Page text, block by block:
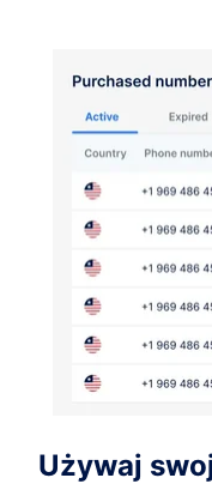
Używaj